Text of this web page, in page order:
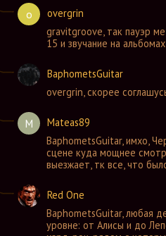
o
overgrin
gravitgroove так пауэр
15 и звучание на альбомах
BaphometsGuitar
overgrin скорее
M
Mateas89
BaphometsGuitar, имхо,
сцене куда мощнее
выезжает, тк все, что
Red One
BaphometsGuitar, любая
уровне: от Алисы и до